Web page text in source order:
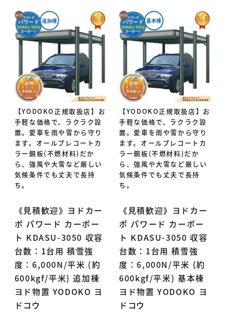
【YODOKO正規取扱店】お
手軽な価格で、ラクラク設
置。愛車を雨や雪から守り
ます。オールプレコートカ
ラー鋼板(不燃材料)だか
ら、強風や大雪など厳しい
気候条件でも丈夫で長持
ち。
《見積歓迎》ヨドカー
ポ パワード カーポー
ト KDASU-3050 収容
台数：1台用 積雪強
度：6,000N/平米 (約
600kgf/平米) 追加棟
ヨド物置 YODOKO ヨ
ドコウ
【YODOKO正規取扱店】お
手軽な価格で、ラクラク設
置。愛車を雨や雪から守り
ます。オールプレコートカ
ラー鋼板(不燃材料)だか
ら、強風や大雪など厳しい
気候条件でも丈夫で長持
ち。
《見積歓迎》ヨドカー
ポ パワード カーポー
ト KDASU-3050 収容
台数：1台用 積雪強
度：6,000N/平米 (約
600kgf/平米) 基本棟
ヨド物置 YODOKO ヨ
ドコウ